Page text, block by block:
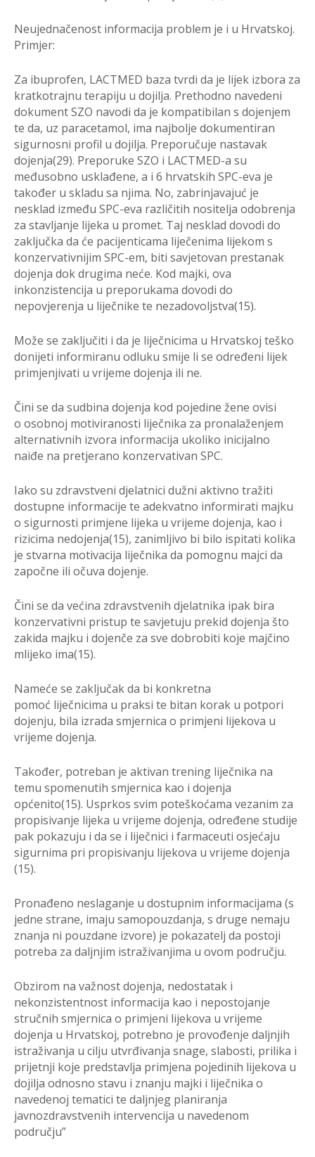
Neujednačenost informacija problem je i u Hrvatskoj.
Primjer:
Za ibuprofen, LACTMED baza tvrdi da je lijek izbora za
kratkotrajnu terapiju u dojilja. Prethodno navedeni
dokument SZO navodi da je kompatibilan s dojenjem
te da, uz paracetamol, ima najbolje dokumentiran
sigurnosni profil u dojilja. Preporučuje nastavak
dojenja(29). Preporuke SZO i LACTMED-a su
međusobno usklađene, a i 6 hrvatskih SPC-eva je
također u skladu sa njima. No, zabrinjavajuć je
nesklad između SPC-eva različitih nositelja odobrenja
za stavljanje lijeka u promet. Taj nesklad dovodi do
zaključka da će pacijenticama liječenima lijekom s
konzervativnijim SPC-em, biti savjetovan prestanak
dojenja dok drugima neće. Kod majki, ova
inkonzistencija u preporukama dovodi do
nepovjerenja u liječnike te nezadovoljstva(15).
Može se zaključiti i da je liječnicima u Hrvatskoj teško
donijeti informiranu odluku smije li se određeni lijek
primjenjivati u vrijeme dojenja ili ne.
Čini se da sudbina dojenja kod pojedine žene ovisi
o osobnoj motiviranosti liječnika za pronalaženjem
alternativnih izvora informacija ukoliko inicijalno
naiđe na pretjerano konzervativan SPC.
Iako su zdravstveni djelatnici dužni aktivno tražiti
dostupne informacije te adekvatno informirati majku
o sigurnosti primjene lijeka u vrijeme dojenja, kao i
rizicima nedojenja(15), zanimljivo bi bilo ispitati kolika
je stvarna motivacija liječnika da pomognu majci da
započne ili očuva dojenje.
Čini se da većina zdravstvenih djelatnika ipak bira
konzervativni pristup te savjetuju prekid dojenja što
zakida majku i dojenče za sve dobrobiti koje majčino
mlijeko ima(15).
Nameće se zaključak da bi konkretna
pomoć liječnicima u praksi te bitan korak u potpori
dojenju, bila izrada smjernica o primjeni lijekova u
vrijeme dojenja.
Također, potreban je aktivan trening liječnika na
temu spomenutih smjernica kao i dojenja
općenito(15). Usprkos svim poteškoćama vezanim za
propisivanje lijeka u vrijeme dojenja, određene studije
pak pokazuju i da se i liječnici i farmaceuti osjećaju
sigurnima pri propisivanju lijekova u vrijeme dojenja
(15).
Pronađeno neslaganje u dostupnim informacijama (s
jedne strane, imaju samopouzdanja, s druge nemaju
znanja ni pouzdane izvore) je pokazatelj da postoji
potreba za daljnjim istraživanjima u ovom području.
Obzirom na važnost dojenja, nedostatak i
nekonzistentnost informacija kao i nepostojanje
stručnih smjernica o primjeni lijekova u vrijeme
dojenja u Hrvatskoj, potrebno je provođenje daljnjih
istraživanja u cilju utvrđivanja snage, slabosti, prilika i
prijetnji koje predstavlja primjena pojedinih lijekova u
dojilja odnosno stavu i znanju majki i liječnika o
navedenoj tematici te daljnjeg planiranja
javnozdravstvenih intervencija u navedenom
području”